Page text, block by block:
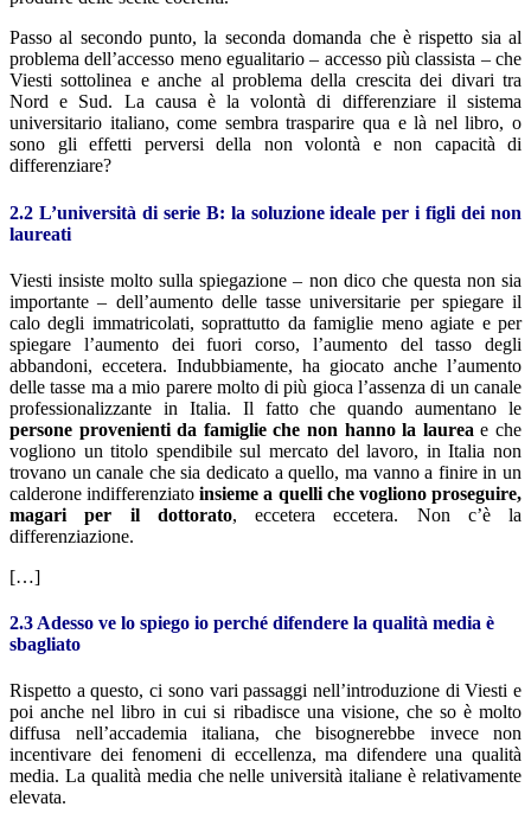
Passo al secondo punto, la seconda domanda che è rispetto sia al
problema dell’accesso meno egualitario – accesso più classista – che
Viesti sottolinea e anche al problema della crescita dei divari tra
Nord e Sud. La causa è la volontà di differenziare il sistema
universitario italiano, come sembra trasparire qua e là nel libro, o
sono gli effetti perversi della non volontà e non capacità di
differenziare?
2.2 L’università di serie B: la soluzione ideale per i figli dei non
laureati
Viesti insiste molto sulla spiegazione – non dico che questa non sia
importante – dell’aumento delle tasse universitarie per spiegare il
calo degli immatricolati, soprattutto da famiglie meno agiate e per
spiegare l’aumento dei fuori corso, l’aumento del tasso degli
abbandoni, eccetera. Indubbiamente, ha giocato anche l’aumento
delle tasse ma a mio parere molto di più gioca l’assenza di un canale
professionalizzante in Italia. Il fatto che quando aumentano le
persone provenienti da famiglie che non hanno la laurea e che
vogliono un titolo spendibile sul mercato del lavoro, in Italia non
trovano un canale che sia dedicato a quello, ma vanno a finire in un
calderone indifferenziatoinsieme a quelli che vogliono proseguire,
magari per il dottorato, eccetera eccetera. Non c’è la
differenziazione.
[…]
2.3 Adesso ve lo spiego io perché difendere la qualità media è
sbagliato
Rispetto a questo, ci sono vari passaggi nell’introduzione di Viesti e
poi anche nel libro in cui si ribadisce una visione, che so è molto
diffusa nell’accademia italiana, che bisognerebbe invece non
incentivare dei fenomeni di eccellenza, ma difendere una qualità
media. La qualità media che nelle università italiane è relativamente
elevata.